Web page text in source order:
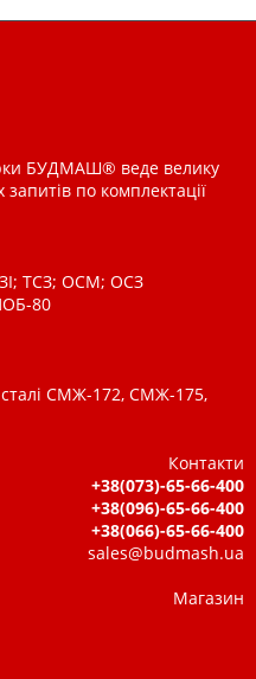
БУДМАШ® веде велику
по комплектації
ТСЗ; ОСМ; ОСЗ
80
сталі СМЖ-172, СМЖ-175,
Контакти
+38(073)-65-66-400
+38(096)-65-66-400
+38(066)-65-66-400
sales@budmash.ua
Магазин